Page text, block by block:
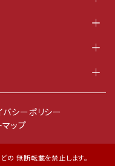
バシーポリシー
マップ
の 無断転載を禁止します。